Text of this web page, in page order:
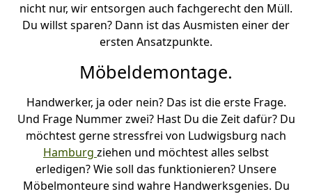
nicht nur, wir entsorgen auch fachgerecht den Müll.
Du willst sparen? Dann ist das Ausmisten einer der
ersten Ansatzpunkte.
Möbeldemontage.
Handwerker, ja oder nein? Das ist die erste Frage.
Und Frage Nummer zwei? Hast Du die Zeit dafür? Du
möchtest gerne stressfrei von Ludwigsburg nach
Hamburg ziehen und möchtest alles selbst
erledigen? Wie soll das funktionieren? Unsere
Möbelmonteure sind wahre Handwerksgenies. Du